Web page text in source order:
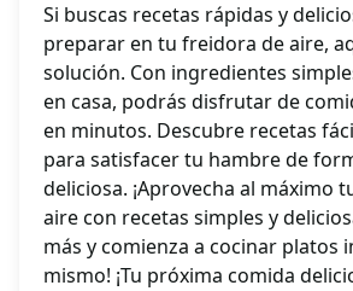
Si buscas recetas rápidas y
preparar en tu freidora de aire,
solución. Con ingredientes
en casa, podrás disfrutar de
en minutos. Descubre recetas
para satisfacer tu hambre de
deliciosa. ¡Aprovecha al máximo
aire con recetas simples y
más y comienza a cocinar platos
mismo! ¡Tu próxima comida